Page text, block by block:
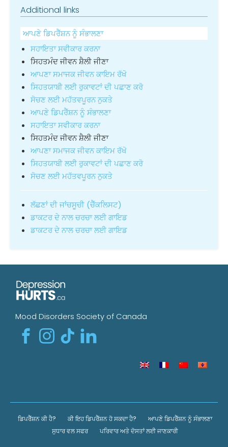
Additional links
ਆਪਣੇ ਡਿਪਰੈੱਸ਼ਨ ਨੂੰ ਸੰਭਾਲਣਾ
ਸਹਾਇਤਾ ਸਵੀਕਾਰ ਕਰਨਾ
ਸਿਹਤਮੰਦ ਜੀਵਨ ਸ਼ੈਲੀ ਜੀਣਾ
ਆਪਣਾ ਸਮਾਜਕ ਜੀਵਨ ਕਾਇਮ ਰੱਖੋ
ਸਿਹਤਯਾਬੀ ਲਈ ਰੁਕਾਵਟਾਂ ਦੀ ਪਛਾਣ ਕਰੋ
ਸੋਚਣ ਲਈ ਮਹੱਤਵਪੂਰਨ ਨੁਕਤੇ
ਆਪਣੇ ਡਿਪਰੈੱਸ਼ਨ ਨੂੰ ਸੰਭਾਲਣਾ
ਸਹਾਇਤਾ ਸਵੀਕਾਰ ਕਰਨਾ
ਸਿਹਤਮੰਦ ਜੀਵਨ ਸ਼ੈਲੀ ਜੀਣਾ
ਆਪਣਾ ਸਮਾਜਕ ਜੀਵਨ ਕਾਇਮ ਰੱਖੋ
ਸਿਹਤਯਾਬੀ ਲਈ ਰੁਕਾਵਟਾਂ ਦੀ ਪਛਾਣ ਕਰੋ
ਸੋਚਣ ਲਈ ਮਹੱਤਵਪੂਰਨ ਨੁਕਤੇ
ਲੱਛਣਾਂ ਦੀ ਜਾਂਚਸੂਚੀ (ਚੈੱਕਲਿਸਟ)
ਡਾਕਟਰ ਦੇ ਨਾਲ ਚਰਚਾ ਲਈ ਗਾਇਡ
ਡਾਕਟਰ ਦੇ ਨਾਲ ਚਰਚਾ ਲਈ ਗਾਇਡ
Mood Disorders Society of Canada
ਡਿਪਰੈੱਸ਼ਨ ਕੀ ਹੈ? ਕੀ ਇਹ ਡਿਪਰੈੱਸ਼ਨ ਹੋ ਸਕਦਾ ਹੈ?
ਆਪਣੇ ਡਿਪਰੈੱਸ਼ਨ ਨੂੰ ਸੰਭਾਲਣਾ
ਸੁਧਾਰ ਵਲ ਸਫਰ
ਪਰਿਵਾਰ ਅਤੇ ਦੋਸਤਾਂ ਲਈ ਜਾਣਕਾਰੀ